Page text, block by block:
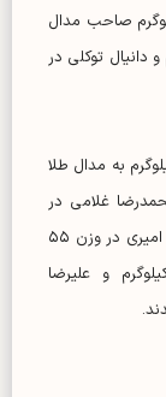
ابوالفضل شمسی پور در وزن ۸۶ کیلوگرم صاحب مدال
خاک پا در وزن ۹۲ کیلوگرم و دانیال توکلی در
فرنگی نیز امیرسام محمدی در وزن ۹۷ کیلوگرم به مدال طلا
۶۳ کیلوگرم و محمدرضا غلامی در
وزن ۶۷ کیلوگرم صاحب مدال نقره شدند و علیرضا امیری در وزن ۵۵
امیرمهدی سعیدی نوا در وزن ۷۷ کیلوگرم و علیرضا